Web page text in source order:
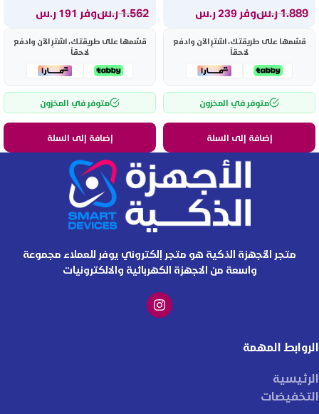
1.889ر.سوفر 239 ر.س
قسّمها على طريقتك، اشترِ الآن وادفع
لاحقاً
متوفر في المخزون
إضافة إلى السلة
1.562ر.سوفر 191 ر.س
قسّمها على طريقتك، اشترِ الآن وادفع
لاحقاً
متوفر في المخزون
إضافة إلى السلة
متجر الأجهزة الذكية هو متجر إلكتروني يوفر للعملاء مجموعة
واسعة من الاجهزة الكهربائية والالكترونيات
الروابط المهمة
الرئيسية
التخفيضات